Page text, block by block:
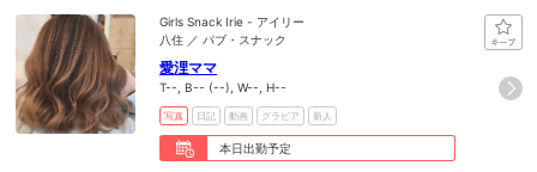
Girls Snack Irie - アイリー
八住 ／ パブ・スナック
愛浬ママ
T--, B-- (--), W--, H--
写真 日記 動画 グラビア 新人
本日出勤予定